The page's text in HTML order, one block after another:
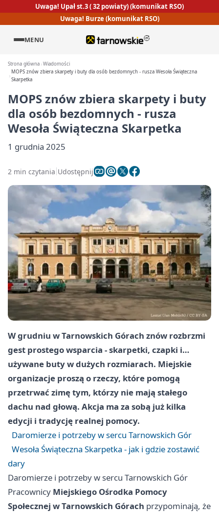
Uwaga! Upał st.3 ( 32 powiaty) (komunikat RSO)
Uwaga! Burze (komunikat RSO)
MENU
Strona główna Wiadomości
MOPS znów zbiera skarpety i buty dla osób bezdomnych - rusza Wesoła Świąteczna
Skarpetka
MOPS znów zbiera skarpety i buty
dla osób bezdomnych - rusza
Wesoła Świąteczna Skarpetka
1 grudnia 2025
2 min czytania Udostępnij
W grudniu w Tarnowskich Górach znów rozbrzmi
gest prostego wsparcia - skarpetki, czapki i…
używane buty w dużych rozmiarach. Miejskie
organizacje proszą o rzeczy, które pomogą
przetrwać zimę tym, którzy nie mają stałego
dachu nad głową. Akcja ma za sobą już kilka
edycji i tradycję realnej pomocy.
Daromierze i potrzeby w sercu Tarnowskich Gór
Wesoła Świąteczna Skarpetka - jak i gdzie zostawić
dary
Daromierze i potrzeby w sercu Tarnowskich Gór
Pracownicy Miejskiego Ośrodka Pomocy
Społecznej w Tarnowskich Górach przypominają, że